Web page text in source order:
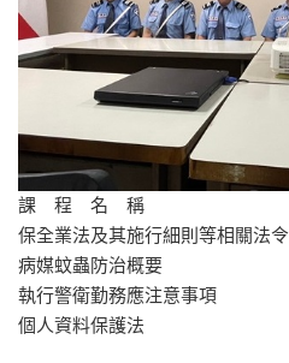
課 程 名 稱
保全業法及其施行細則等相關法令
病媒蚊蟲防治概要
執行警衛勤務應注意事項
個人資料保護法